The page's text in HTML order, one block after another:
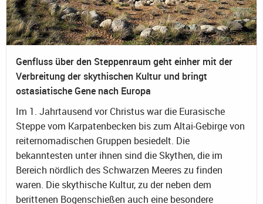
Genfluss über den Steppenraum geht einher mit der
Verbreitung der skythischen Kultur und bringt
ostasiatische Gene nach Europa
Im 1. Jahrtausend vor Christus war die Eurasische
Steppe vom Karpatenbecken bis zum Altai-Gebirge von
reiternomadischen Gruppen besiedelt. Die
bekanntesten unter ihnen sind die Skythen, die im
Bereich nördlich des Schwarzen Meeres zu finden
waren. Die skythische Kultur, zu der neben dem
berittenen Bogenschießen auch eine besondere